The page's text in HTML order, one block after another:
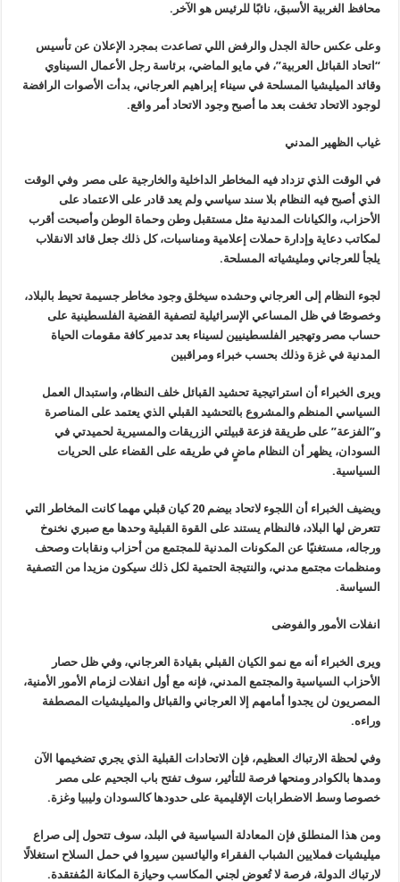
محافظ الغربية الأسبق، نائبًا للرئيس هو الآخر.
وعلى عكس حالة الجدل والرفض اللي تصاعدت بمجرد الإعلان عن تأسيس
“اتحاد القبائل العربية”، في مايو الماضي، برئاسة رجل الأعمال السيناوي
وقائد الميليشيا المسلحة في سيناء إبراهيم العرجاني، بدأت الأصوات الرافضة
لوجود الاتحاد تخفت بعد ما أصبح وجود الاتحاد أمر واقع.
غياب الظهير المدني
في الوقت الذي تزداد فيه المخاطر الداخلية والخارجية على مصر وفي الوقت
الذي أصبح فيه النظام بلا سند سياسي ولم يعد قادر على الاعتماد على
الأحزاب، والكيانات المدنية مثل مستقبل وطن وحماة الوطن وأصبحت أقرب
لمكاتب دعاية وإدارة حملات إعلامية ومناسبات، كل ذلك جعل قائد الانقلاب
يلجأ للعرجاني ومليشياته المسلحة.
لجوء النظام إلى العرجاني وحشده سيخلق وجود مخاطر جسيمة تحيط بالبلاد،
وخصوصًا في ظل المساعي الإسرائيلية لتصفية القضية الفلسطينية على
حساب مصر وتهجير الفلسطينيين لسيناء بعد تدمير كافة مقومات الحياة
المدنية في غزة وذلك بحسب خبراء ومراقبين
ويرى الخبراء أن استراتيجية تحشيد القبائل خلف النظام، واستبدال العمل
السياسي المنظم والمشروع بالتحشيد القبلي الذي يعتمد على المناصرة
و”الفزعة” على طريقة فزعة قبيلتي الزريقات والمسيرية لحميدتي في
السودان، يظهر أن النظام ماضٍ في طريقه على القضاء على الحريات
السياسية.
ويضيف الخبراء أن اللجوء لاتحاد بيضم 20 كيان قبلي مهما كانت المخاطر التي
تتعرض لها البلاد، فالنظام يستند على القوة القبلية وحدها مع صبري نخنوخ
ورجاله، مستغنيًا عن المكونات المدنية للمجتمع من أحزاب ونقابات وصحف
ومنظمات مجتمع مدني، والنتيجة الحتمية لكل ذلك سيكون مزيدا من التصفية
السياسة.
انفلات الأمور والفوضى
ويرى الخبراء أنه مع نمو الكيان القبلي بقيادة العرجاني، وفي ظل حصار
الأحزاب السياسية والمجتمع المدني، فإنه مع أول انفلات لزمام الأمور الأمنية،
المصريون لن يجدوا أمامهم إلا العرجاني والقبائل والميليشيات المصطفة
وراءه.
وفي لحظة الارتباك العظيم، فإن الاتحادات القبلية الذي يجري تضخيمها الآن
ومدها بالكوادر ومنحها فرصة للتأثير، سوف تفتح باب الجحيم على مصر
خصوصا وسط الاضطرابات الإقليمية على حدودها كالسودان وليبيا وغزة.
ومن هذا المنطلق فإن المعادلة السياسية في البلد، سوف تتحول إلى صراع
ميليشيات فملايين الشباب الفقراء واليائسين سيروا في حمل السلاح استغلالًا
لارتباك الدولة، فرصة لا تُعوض لجني المكاسب وحيازة المكانة المُفتقدة.